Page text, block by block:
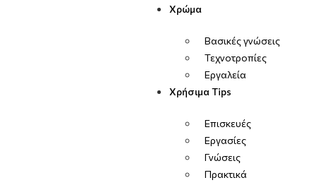
Χρώμα
Βασικές γνώσεις
Τεχνοτροπίες
Εργαλεία
Χρήσιμα Tips
Επισκευές
Εργασίες
Γνώσεις
Πρακτικά